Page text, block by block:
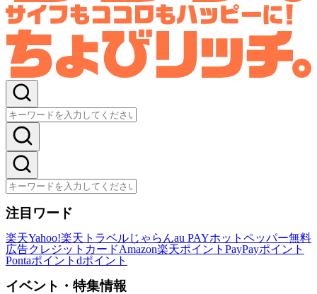
注目ワード
楽天Yahoo!楽天トラベルじゃらんau PAYホットペッパー無料
広告クレジットカードAmazon楽天ポイント PayPayポイント
Pontaポイント dポイント
イベント・特集情報